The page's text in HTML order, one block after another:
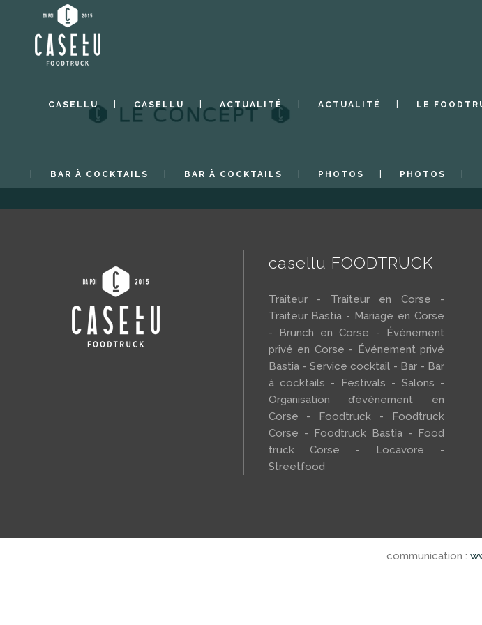
CASELLU CASELLU ACTUALITÉ ACTUALITÉ LE
BAR À COCKTAILS BAR À COCKTAILS PHOTOS PHOTOS
casellu FOODTRUCK
Traiteur - Traiteur en Corse -
Traiteur Bastia - Mariage en Corse
- Brunch en Corse - Événement
privé en Corse - Événement privé
Bastia - Service cocktail - Bar - Bar
à cocktails - Festivals - Salons -
Organisation d’événement en
Corse - Foodtruck - Foodtruck
Corse - Foodtruck Bastia - Food
truck Corse - Locavore -
Streetfood
communication :